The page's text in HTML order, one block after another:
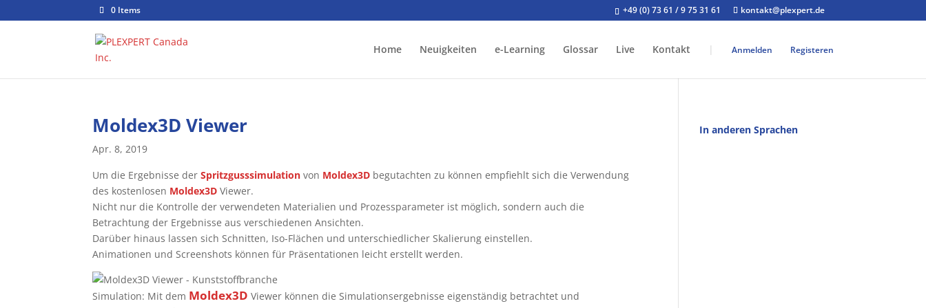
+49 (0) 73 61 / 9 75 31 61 kontakt@plexpert.de
0 Items
Home Neuigkeiten e-Learning Glossar Live Kontakt | Anmelden Registeren
Moldex3D Viewer
Apr. 8, 2019
Um die Ergebnisse derSpritzgusssimulation von Moldex3D begutachten zu können empfiehlt sich die Verwendung
des kostenlosen Moldex3D Viewer.
Nicht nur die Kontrolle der verwendeten Materialien und Prozessparameter ist möglich, sondern auch die
Betrachtung der Ergebnisse aus verschiedenen Ansichten.
Darüber hinaus lassen sich Schnitten, Iso-Flächen und unterschiedlicher Skalierung einstellen.
Animationen und Screenshots können für Präsentationen leicht erstellt werden.
Simulation: Mit dem Moldex3D Viewer können die Simulationsergebnisse eigenständig betrachtet und
In anderen Sprachen